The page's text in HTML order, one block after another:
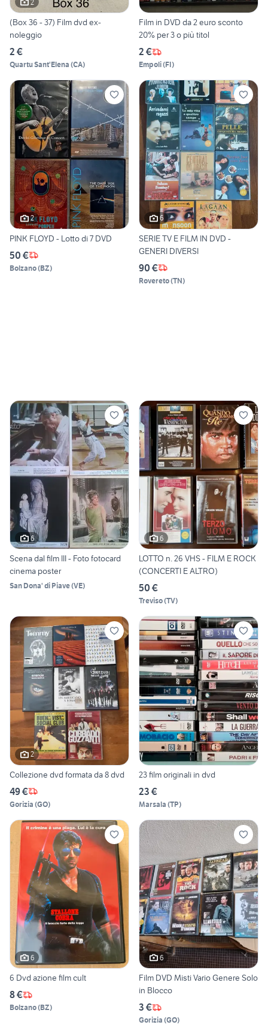
2
(Box 36 - 37) Film dvd ex-
noleggio
2 €
Quartu Sant'Elena (CA)
Film in DVD da 2 euro sconto
20% per 3 o più titol
2 €
Empoli(FI)
2
PINK FLOYD - Lotto di 7 DVD
50 €
Bolzano(BZ)
6
SERIE TV E FILM IN DVD -
GENERI DIVERSI
90 €
Rovereto(TN)
6
Scena dal film III - Foto fotocard
cinema poster
San Dona' di Piave(VE)
6
LOTTO n. 26 VHS - FILM E ROCK
(CONCERTI E ALTRO)
50 €
Treviso(TV)
2
Collezione dvd formata da 8 dvd
49 €
Gorizia (GO)
23 film originali in dvd
23 €
Marsala (TP)
6
6 Dvd azione film cult
8 €
Bolzano(BZ)
6
Film DVD Misti Vario Genere Solo
in Blocco
3 €
Gorizia (GO)